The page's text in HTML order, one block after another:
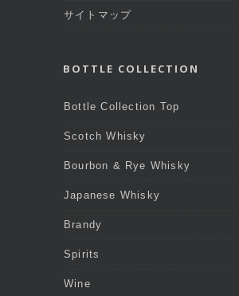
サイトマップ
BOTTLE COLLECTION
Bottle Collection Top
Scotch Whisky
Bourbon & Rye Whisky
Japanese Whisky
Brandy
Spirits
Wine